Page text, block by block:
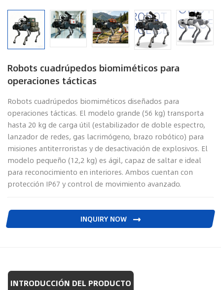
Robots cuadrúpedos biomiméticos para
operaciones tácticas
Robots cuadrúpedos biomiméticos diseñados para
operaciones tácticas. El modelo grande (56 kg) transporta
hasta 20 kg de carga útil (estabilizador de doble espectro,
lanzador de redes, gas lacrimógeno, brazo robótico) para
misiones antiterroristas y de desactivación de explosivos. El
modelo pequeño (12,2 kg) es ágil, capaz de saltar e ideal
para reconocimiento en interiores. Ambos cuentan con
protección IP67 y control de movimiento avanzado.
INQUIRY NOW
INTRODUCCIÓN DEL PRODUCTO